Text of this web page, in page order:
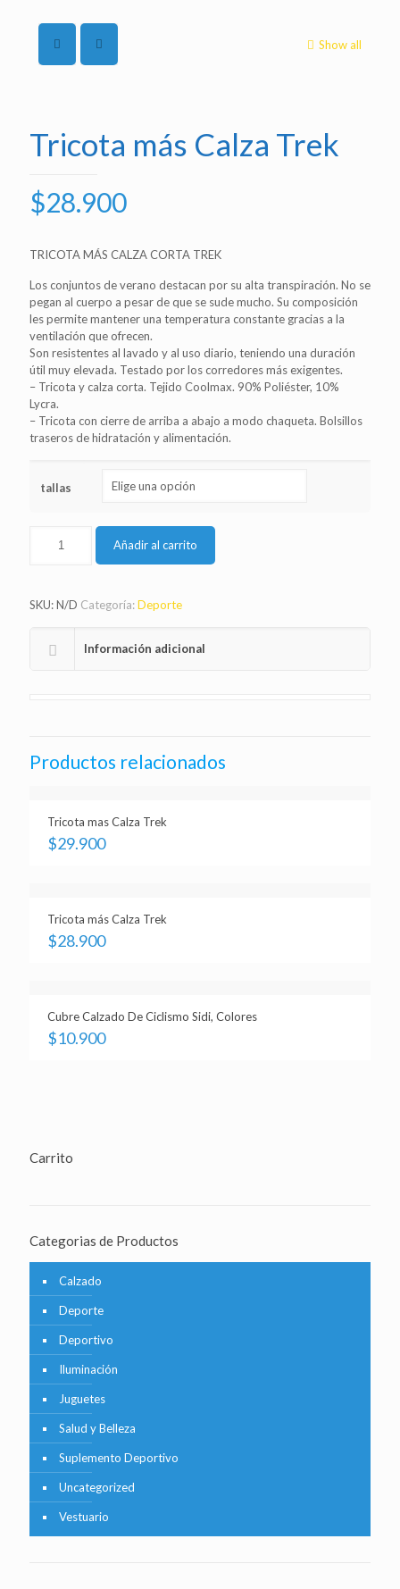
Show all
Tricota más Calza Trek
$28.900
TRICOTA MÁS CALZA CORTA TREK
Los conjuntos de verano destacan por su alta transpiración. No se
pegan al cuerpo a pesar de que se sude mucho. Su composición
les permite mantener una temperatura constante gracias a la
ventilación que ofrecen.
Son resistentes al lavado y al uso diario, teniendo una duración
útil muy elevada. Testado por los corredores más exigentes.
– Tricota y calza corta. Tejido Coolmax. 90% Poliéster, 10%
Lycra.
– Tricota con cierre de arriba a abajo a modo chaqueta. Bolsillos
traseros de hidratación y alimentación.
tallas
Añadir al carrito
SKU:N/D Categoría:Deporte
Información adicional
Productos relacionados
Tricota mas Calza Trek
$29.900
Tricota más Calza Trek
$28.900
Cubre Calzado De Ciclismo Sidi, Colores
$10.900
Carrito
Categorias de Productos
Calzado
Deporte
Deportivo
Iluminación
Juguetes
Salud y Belleza
Suplemento Deportivo
Uncategorized
Vestuario